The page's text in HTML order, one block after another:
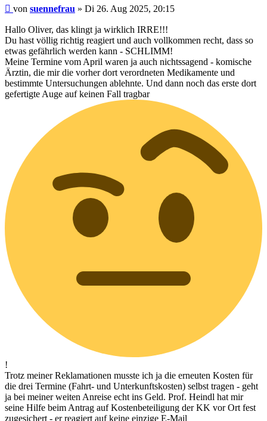
Beitrag
von suennefrau » Di 26. Aug 2025, 20:15
Hallo Oliver, das klingt ja wirklich IRRE!!!
Du hast völlig richtig reagiert und auch vollkommen recht, dass so
etwas gefährlich werden kann - SCHLIMM!
Meine Termine vom April waren ja auch nichtssagend - komische
Ärztin, die mir die vorher dort verordneten Medikamente und
bestimmte Untersuchungen ablehnte. Und dann noch das erste dort
gefertigte Auge auf keinen Fall tragbar
!
Trotz meiner Reklamationen musste ich ja die erneuten Kosten für
die drei Termine (Fahrt- und Unterkunftskosten) selbst tragen - geht
ja bei meiner weiten Anreise echt ins Geld. Prof. Heindl hat mir
seine Hilfe beim Antrag auf Kostenbeteiligung der KK vor Ort fest
zugesichert - er reagiert auf keine einzige E-Mail